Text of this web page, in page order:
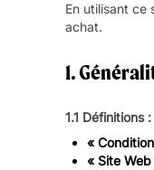
En utilisant ce
achat.
1.
1.1 Définitions :
«
« Site Web